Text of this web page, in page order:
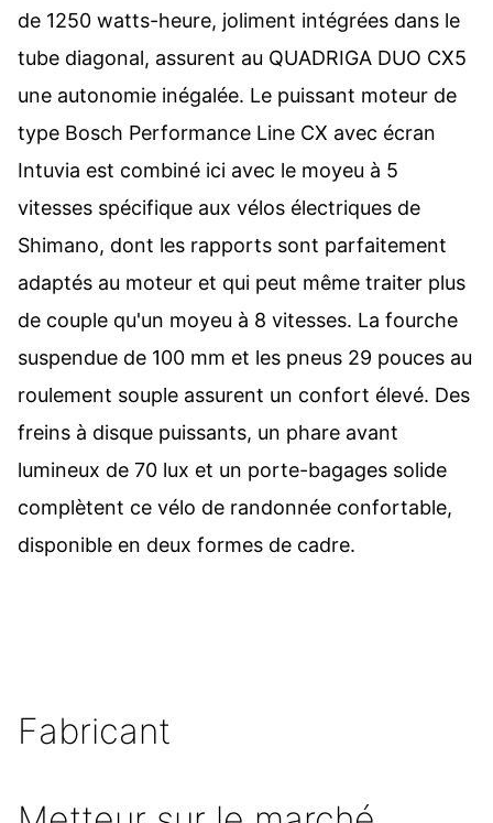
de 1250 watts-heure, joliment intégrées dans le
tube diagonal, assurent au QUADRIGA DUO CX5
une autonomie inégalée. Le puissant moteur de
type Bosch Performance Line CX avec écran
Intuvia est combiné ici avec le moyeu à 5
vitesses spécifique aux vélos électriques de
Shimano, dont les rapports sont parfaitement
adaptés au moteur et qui peut même traiter plus
de couple qu'un moyeu à 8 vitesses. La fourche
suspendue de 100 mm et les pneus 29 pouces au
roulement souple assurent un confort élevé. Des
freins à disque puissants, un phare avant
lumineux de 70 lux et un porte-bagages solide
complètent ce vélo de randonnée confortable,
disponible en deux formes de cadre.
Fabricant